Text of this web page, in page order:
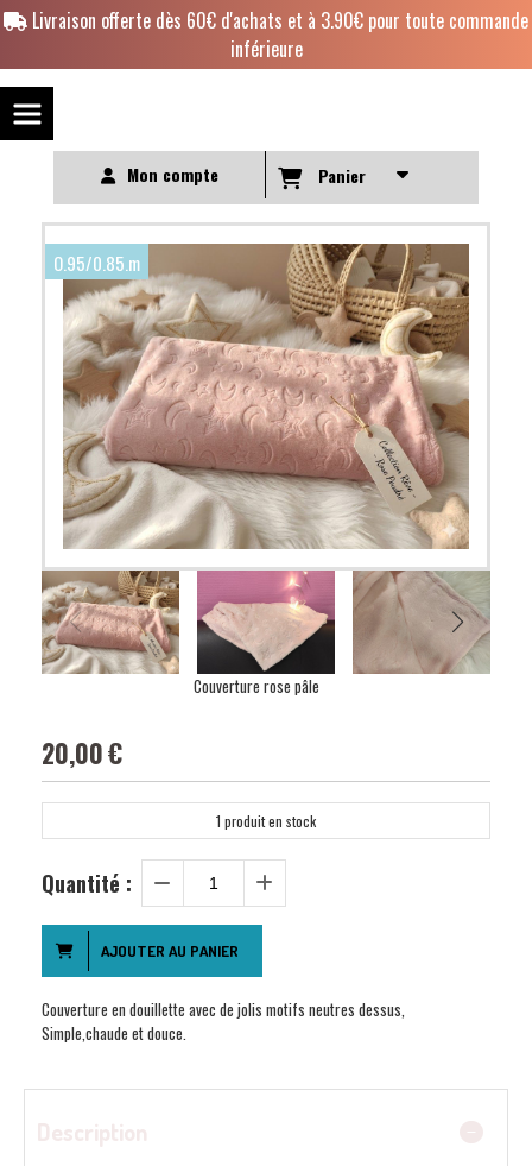
Livraison offerte dès 60€ d'achats et à 3.90€ pour toute commande
inférieure
Mon compte Panier
O.95/0.85.m
Couverture rose pâle
20,00€
1 produit en stock
Quantité :
AJOUTER AU PANIER
Couverture en douillette avec de jolis motifs neutres dessus,
Simple,chaude et douce.
Panneau de gestion des cookies